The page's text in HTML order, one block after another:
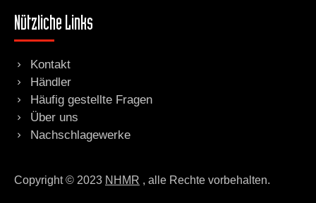
Nützliche Links
Kontakt
Händler
Häufig gestellte Fragen
Über uns
Nachschlagewerke
Copyright © 2023 NHMR , alle Rechte vorbehalten.